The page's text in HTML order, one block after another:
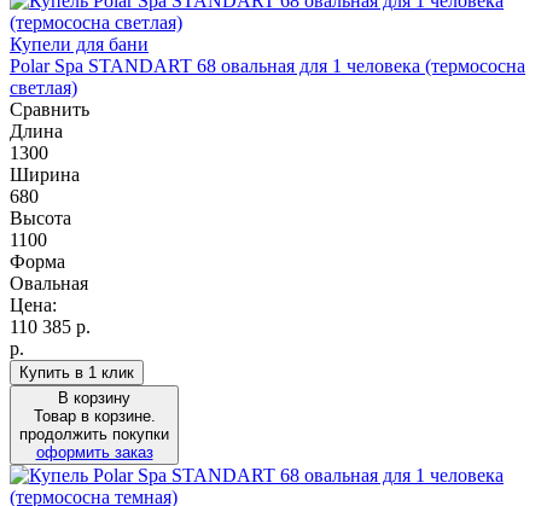
Купели для бани
Polar Spa STANDART 68 овальная для 1 человека (термососна
светлая)
Сравнить
Длина
1300
Ширина
680
Высота
1100
Форма
Овальная
Цена:
110 385 р.
р.
Купить в 1 клик
В корзину
Товар в корзине.
продолжить покупки
оформить заказ